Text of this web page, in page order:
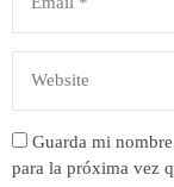
Guarda mi
para la próxima vez